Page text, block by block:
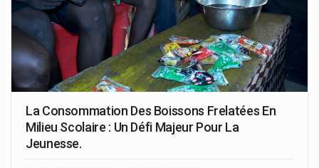
La Consommation Des Boissons Frelatées En
Milieu Scolaire : Un Défi Majeur Pour La
Jeunesse.